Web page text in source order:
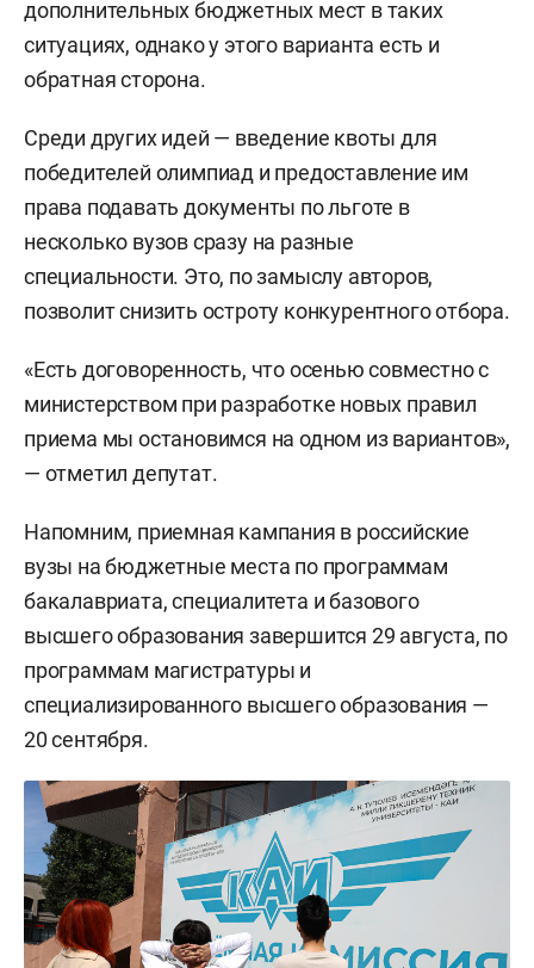
дополнительных бюджетных мест в таких
ситуациях, однако у этого варианта есть и
обратная сторона.
Среди других идей — введение квоты для
победителей олимпиад и предоставление им
права подавать документы по льготе в
несколько вузов сразу на разные
специальности. Это, по замыслу авторов,
позволит снизить остроту конкурентного отбора.
«Есть договоренность, что осенью совместно с
министерством при разработке новых правил
приема мы остановимся на одном из вариантов»,
— отметил депутат.
Напомним, приемная кампания в российские
вузы на бюджетные места по программам
бакалавриата, специалитета и базового
высшего образования завершится 29 августа, по
программам магистратуры и
специализированного высшего образования —
20 сентября.